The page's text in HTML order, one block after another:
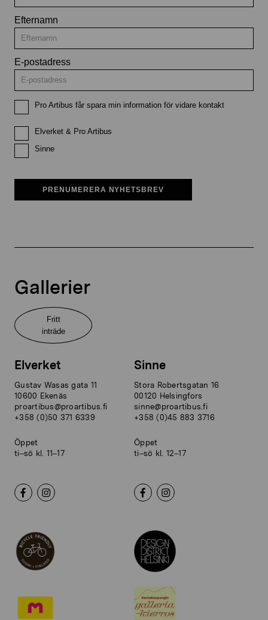
Efternamn
E-postadress
Pro Artibus får spara min information för vidare kontakt
Elverket & Pro Artibus
Sinne
PRENUMERERA NYHETSBREV
Gallerier
Fritt
inträde
Elverket
Gustav Wasas gata 11
10600 Ekenäs
proartibus@proartibus.fi
+358 (0)50 371 6339
Öppet
ti–sö kl. 11–17
Sinne
Stora Robertsgatan 16
00120 Helsingfors
sinne@proartibus.fi
+358 (0)45 883 3716
Öppet
ti–sö kl. 12–17